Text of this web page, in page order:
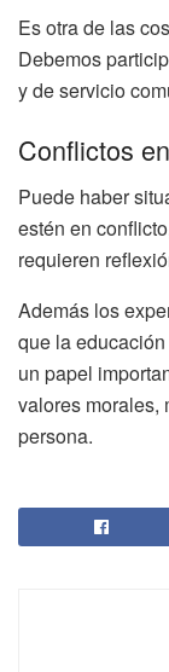
Es otra de las
Debemos
y de servicio
Conflictos
Puede haber
estén en
requieren
Además los
que la
un papel
valores morales,
persona.